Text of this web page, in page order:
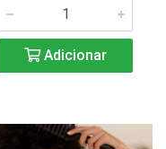
Adicionar